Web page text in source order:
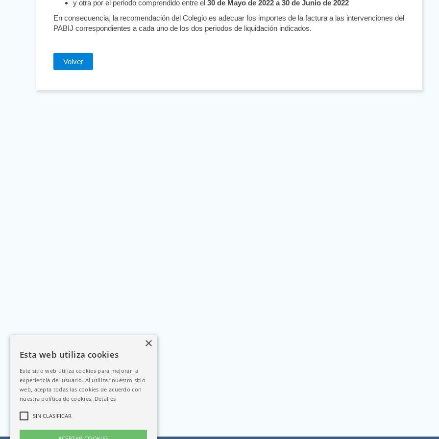
y otra por el periodo comprendido entre el 30 de Mayo de 2022 a 30 de Junio de 2022
En consecuencia, la recomendación del Colegio es adecuar los importes de la factura a las intervenciones del
PABIJ correspondientes a cada uno de los dos periodos de liquidación indicados.
Volver
Esta web utiliza cookies
Este sitio web utiliza cookies para mejorar la
experiencia del usuario. Al utilizar nuestro sitio
web, acepta todas las cookies de acuerdo con
nuestra política de cookies. Detalles
SIN CLASIFICAR
×